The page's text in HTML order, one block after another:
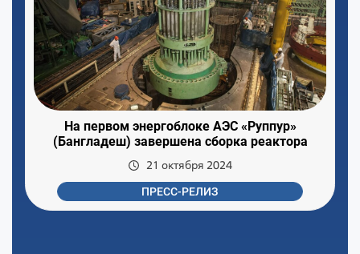
На первом энергоблоке АЭС «Руппур»
(Бангладеш) завершена сборка реактора
21 октября 2024
ПРЕСС-РЕЛИЗ